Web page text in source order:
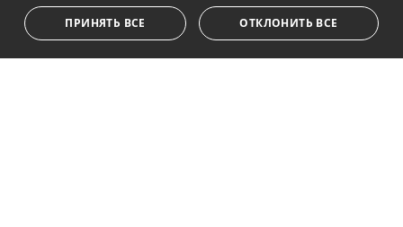
Мы ставим Вас в известность о том, что все личные
данные, указанные в анкете,
...Развернуть
ПРИНЯТЬ ВСЕ ОТКЛОНИТЬ ВСЕ